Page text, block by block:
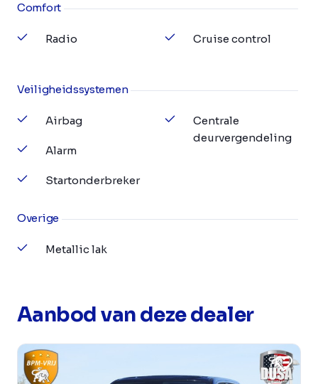
Comfort
Radio Cruise control
Veiligheidssystemen
Airbag
Alarm
Startonderbreker
Centrale
deurvergendeling
Overige
Metallic lak
Aanbod van deze dealer